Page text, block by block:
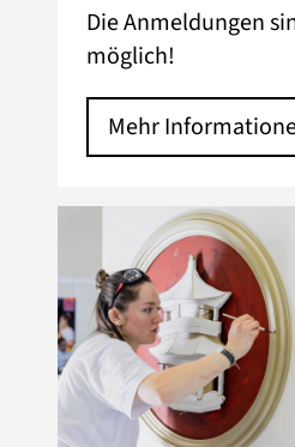
Die Anmeldungen
möglich!
Mehr